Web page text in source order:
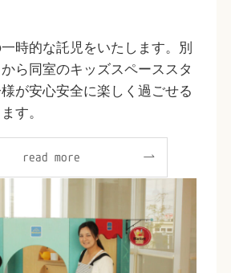
時的な託児をいたします。別
ら同室のキッズスペーススタ
が安心安全に楽しく過ごせる
す。
read more